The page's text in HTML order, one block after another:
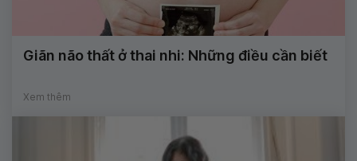
Giãn não thất ở thai nhi: Những điều cần biết
Xem thêm